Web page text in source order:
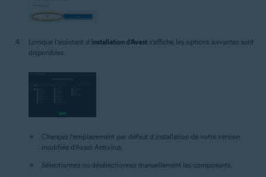
Lorsque l’assistant d’installation d’Avast s’affiche, les options suivantes sont
disponibles :
Changez l’emplacement par défaut d’installation de votre version
modifiée d’Avast Antivirus.
Sélectionnez ou désélectionnez manuellement les composants.